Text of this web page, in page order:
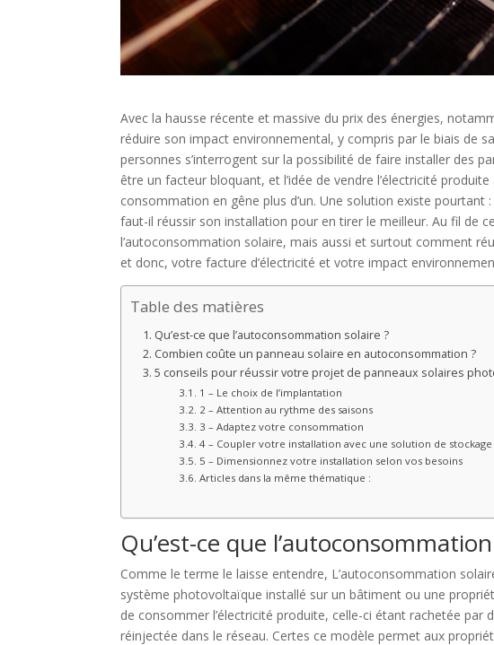
Avec la hausse récente et massive du prix des énergies,
réduire son impact environnemental, y compris par le biais de
personnes s’interrogent sur la possibilité de faire installer des
être un facteur bloquant, et l’idée de vendre l’électricité
consommation en gêne plus d’un. Une solution existe
faut-il réussir son installation pour en tirer le meilleur. Au fil de
l’autoconsommation solaire, mais aussi et surtout comment
et donc, votre facture d’électricité et votre impact
Table des matières
Qu’est-ce que l’autoconsommation solaire ?
Combien coûte un panneau solaire en autoconsommation ?
5 conseils pour réussir votre projet de panneaux solaires
1 – Le choix de l’implantation
2 – Attention au rythme des saisons
3 – Adaptez votre consommation
4 – Coupler votre installation avec une solution de stockage
5 – Dimensionnez votre installation selon vos besoins
Articles dans la même thématique :
Qu’est-ce que
Comme le terme le laisse entendre, L’autoconsommation
système photovoltaïque installé sur un bâtiment ou une
de consommer l’électricité produite, celle-ci étant rachetée par
réinjectée dans le réseau. Certes ce modèle permet aux